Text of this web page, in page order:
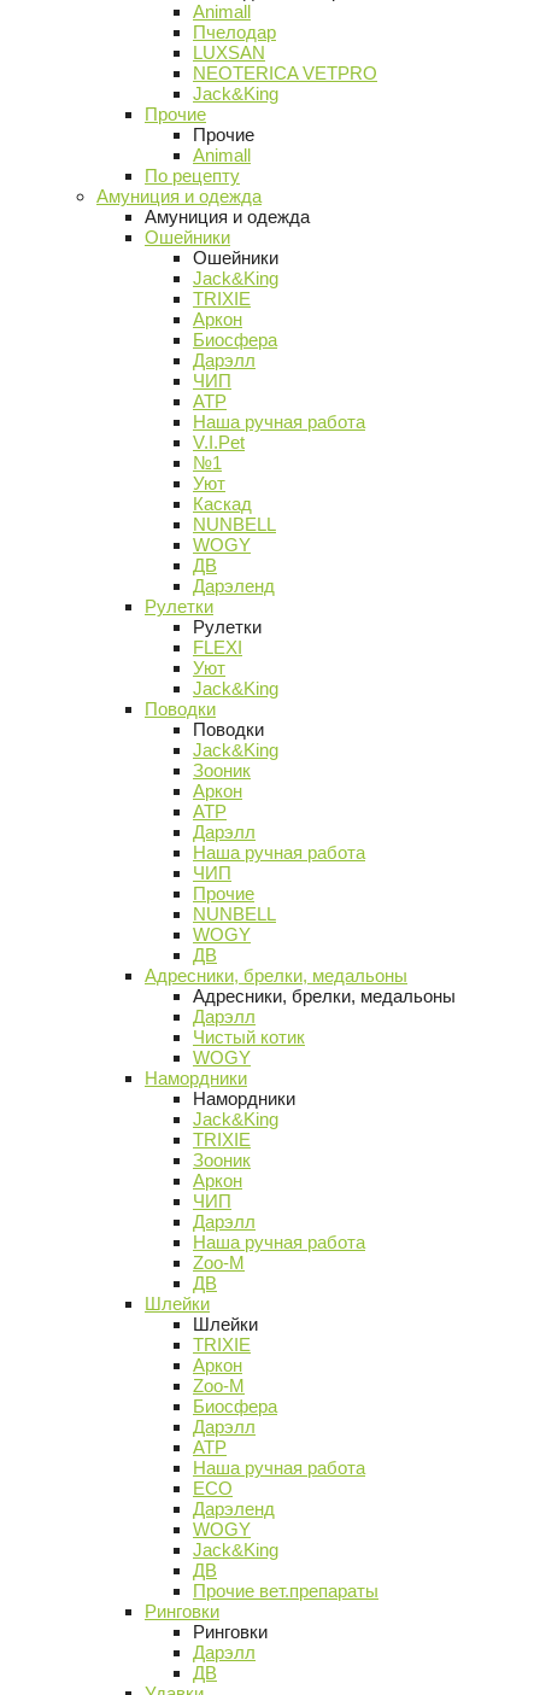
Animall
Пчелодар
LUXSAN
NEOTERICA VETPRO
Jack&King
Прочие
Прочие
Animall
По рецепту
Амуниция и одежда
Амуниция и одежда
Ошейники
Ошейники
Jack&King
TRIXIE
Аркон
Биосфера
Дарэлл
ЧИП
АТР
Наша ручная работа
V.I.Pet
№1
Уют
Каскад
NUNBELL
WOGY
ДВ
Дарэленд
Рулетки
Рулетки
FLEXI
Уют
Jack&King
Поводки
Поводки
Jack&King
Зооник
Аркон
АТР
Дарэлл
Наша ручная работа
ЧИП
Прочие
NUNBELL
WOGY
ДВ
Адресники, брелки, медальоны
Адресники, брелки, медальоны
Дарэлл
Чистый котик
WOGY
Намордники
Намордники
Jack&King
TRIXIE
Зооник
Аркон
ЧИП
Дарэлл
Наша ручная работа
Zoo-M
ДВ
Шлейки
Шлейки
TRIXIE
Аркон
Zoo-M
Биосфера
Дарэлл
АТР
Наша ручная работа
ECO
Дарэленд
WOGY
Jack&King
ДВ
Прочие вет.препараты
Ринговки
Ринговки
Дарэлл
ДВ